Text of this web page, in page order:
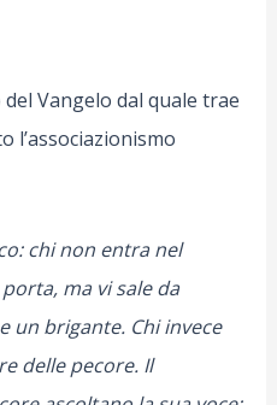
Vangelo dal quale trae
l’associazionismo
chi non entra nel
ma vi sale da
un brigante. Chi invece
delle pecore. Il